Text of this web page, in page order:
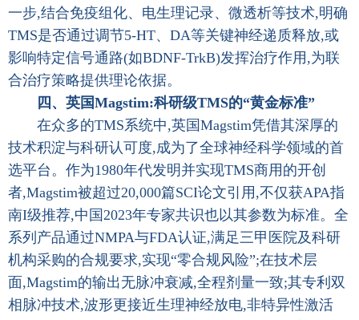
一步,结合免疫组化、电生理记录、微透析等技术,明确
TMS是否通过调节5-HT、DA等关键神经递质释放,或
影响特定信号通路(如BDNF-TrkB)发挥治疗作用,为联
合治疗策略提供理论依据。
四、英国Magstim:科研级TMS的“黄金标准”
在众多的TMS系统中,英国Magstim凭借其深厚的
技术积淀与科研认可度,成为了全球神经科学领域的首
选平台。作为1980年代发明并实现TMS商用的开创
者,Magstim被超过20,000篇SCI论文引用,不仅获APA指
南I级推荐,中国2023年专家共识也以其参数为标准。全
系列产品通过NMPA与FDA认证,满足三甲医院及科研
机构采购的合规要求,实现“零合规风险”;在技术层
面,Magstim的输出无脉冲衰减,全程剂量一致;其专利双
相脉冲技术,波形更接近生理神经放电,非特异性激活